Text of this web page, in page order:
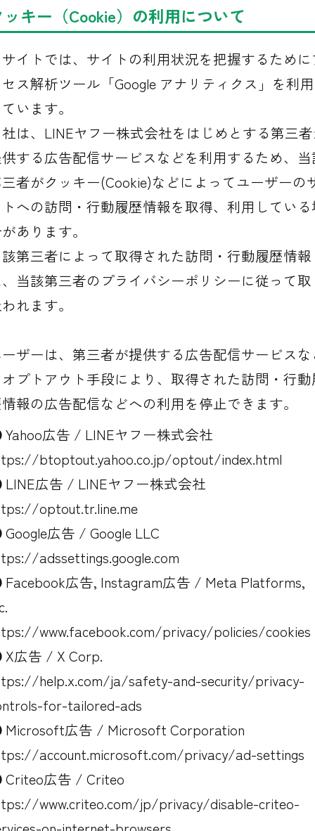
キー（Cookie）の利用について
イトでは、サイトの利用状況を把握するために
ス解析ツール「Google アナリティクス」を利用
います。
は、LINEヤフー株式会社をはじめとする第三
する広告配信サービスなどを利用するため、当
者がクッキー(Cookie)などによってユーザーの
への訪問・行動履歴情報を取得、利用している
あります。
第三者によって取得された訪問・行動履歴情報
当該第三者のプライバシーポリシーに従って取
れます。
ザーは、第三者が提供する広告配信サービスな
プトアウト手段により、取得された訪問・行動
報の広告配信などへの利用を停止できます。
Yahoo広告 / LINEヤフー株式会社
btoptout.yahoo.co.jp/optout/index.html
LINE広告 / LINEヤフー株式会社
optout.tr.line.me
Google広告 / Google LLC
adssettings.google.com
Facebook広告, Instagram広告 / Meta Platforms,
www.facebook.com/privacy/policies/cookies
X広告 / X Corp.
help.x.com/ja/safety-and-security/privacy-
for-tailored-ads
Microsoft広告 / Microsoft Corporation
account.microsoft.com/privacy/ad-settings
Criteo広告 / Criteo
www.criteo.com/jp/privacy/disable-criteo-